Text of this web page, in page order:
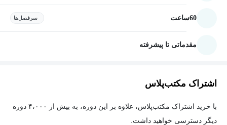
60ساعت سرفصل‌ها
مقدماتی تا پیشرفته
اشتراک مکتب‌پلاس
با خرید اشتراک مکتب‌پلاس، علاوه بر این دوره، به بیش از ۴،۰۰۰ دوره
دیگر دسترسی خواهید داشت.